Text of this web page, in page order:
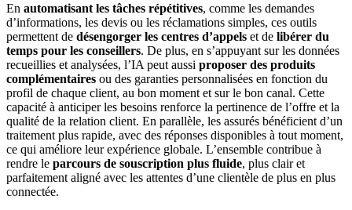
En automatisant les tâches répétitives, comme les demandes
d’informations, les devis ou les réclamations simples, ces outils
permettent de désengorger les centres d’appels et de libérer du
temps pour les conseillers. De plus, en s’appuyant sur les données
recueillies et analysées, l’IA peut aussi proposer des produits
complémentaires ou des garanties personnalisées en fonction du
profil de chaque client, au bon moment et sur le bon canal. Cette
capacité à anticiper les besoins renforce la pertinence de l’offre et la
qualité de la relation client. En parallèle, les assurés bénéficient d’un
traitement plus rapide, avec des réponses disponibles à tout moment,
ce qui améliore leur expérience globale. L’ensemble contribue à
rendre le parcours de souscription plus fluide, plus clair et
parfaitement aligné avec les attentes d’une clientèle de plus en plus
connectée.